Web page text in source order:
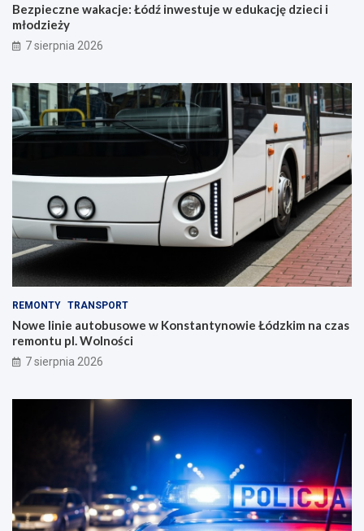
Bezpieczne wakacje: Łódź inwestuje w edukację dzieci i
młodzieży
7 sierpnia 2026
REMONTY TRANSPORT
Nowe linie autobusowe w Konstantynowie Łódzkim na czas
remontu pl. Wolności
7 sierpnia 2026